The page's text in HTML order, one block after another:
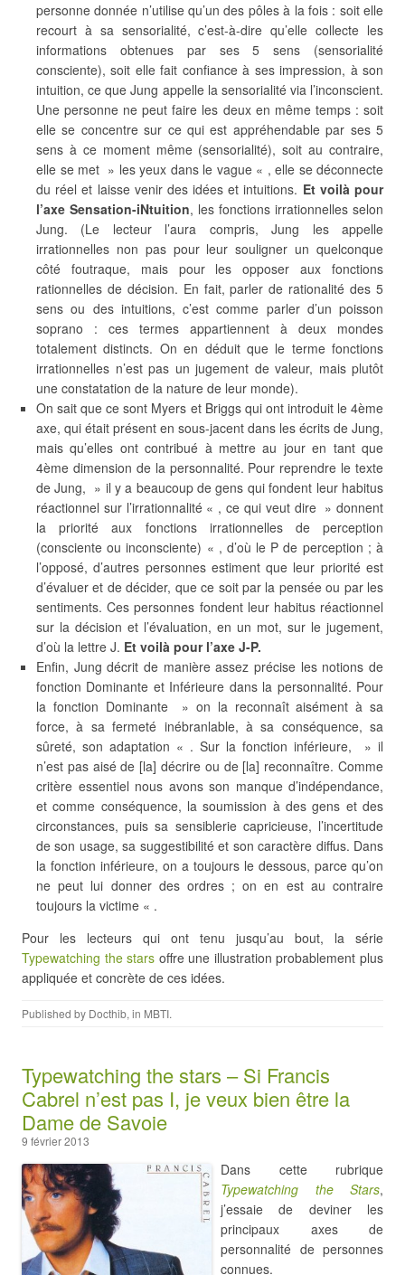
personne donnée n’utilise qu’un des pôles à la fois : soit elle
recourt à sa sensorialité, c’est-à-dire qu’elle collecte les
informations obtenues par ses 5 sens (sensorialité
consciente), soit elle fait confiance à ses impression, à son
intuition, ce que Jung appelle la sensorialité via l’inconscient.
Une personne ne peut faire les deux en même temps : soit
elle se concentre sur ce qui est appréhendable par ses 5
sens à ce moment même (sensorialité), soit au contraire,
elle se met » les yeux dans le vague « , elle se déconnecte
du réel et laisse venir des idées et intuitions. Et voilà pour
l’axe Sensation-iNtuition, les fonctions irrationnelles selon
Jung. (Le lecteur l’aura compris, Jung les appelle
irrationnelles non pas pour leur souligner un quelconque
côté foutraque, mais pour les opposer aux fonctions
rationnelles de décision. En fait, parler de rationalité des 5
sens ou des intuitions, c’est comme parler d’un poisson
soprano : ces termes appartiennent à deux mondes
totalement distincts. On en déduit que le terme fonctions
irrationnelles n’est pas un jugement de valeur, mais plutôt
une constatation de la nature de leur monde).
On sait que ce sont Myers et Briggs qui ont introduit le 4ème
axe, qui était présent en sous-jacent dans les écrits de Jung,
mais qu’elles ont contribué à mettre au jour en tant que
4ème dimension de la personnalité. Pour reprendre le texte
de Jung, » il y a beaucoup de gens qui fondent leur habitus
réactionnel sur l’irrationnalité « , ce qui veut dire » donnent
la priorité aux fonctions irrationnelles de perception
(consciente ou inconsciente) « , d’où le P de perception ; à
l’opposé, d’autres personnes estiment que leur priorité est
d’évaluer et de décider, que ce soit par la pensée ou par les
sentiments. Ces personnes fondent leur habitus réactionnel
sur la décision et l’évaluation, en un mot, sur le jugement,
d’où la lettre J. Et voilà pour l’axe J-P.
Enfin, Jung décrit de manière assez précise les notions de
fonction Dominante et Inférieure dans la personnalité. Pour
la fonction Dominante » on la reconnaît aisément à sa
force, à sa fermeté inébranlable, à sa conséquence, sa
sûreté, son adaptation « . Sur la fonction inférieure, » il
n’est pas aisé de [la] décrire ou de [la] reconnaître. Comme
critère essentiel nous avons son manque d’indépendance,
et comme conséquence, la soumission à des gens et des
circonstances, puis sa sensiblerie capricieuse, l’incertitude
de son usage, sa suggestibilité et son caractère diffus. Dans
la fonction inférieure, on a toujours le dessous, parce qu’on
ne peut lui donner des ordres ; on en est au contraire
toujours la victime « .
Pour les lecteurs qui ont tenu jusqu’au bout, la série
Typewatching the stars offre une illustration probablement plus
appliquée et concrète de ces idées.
Published by Docthib, in MBTI.
Typewatching the stars – Si Francis
Cabrel n’est pas I, je veux bien être la
Dame de Savoie
9 février 2013
Dans cette rubrique
Typewatching the Stars,
j’essaie de deviner les
principaux axes de
personnalité de personnes
connues.